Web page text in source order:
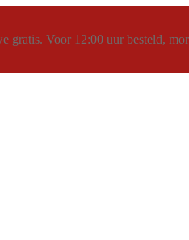
gratis. Voor 12:00 uur besteld,